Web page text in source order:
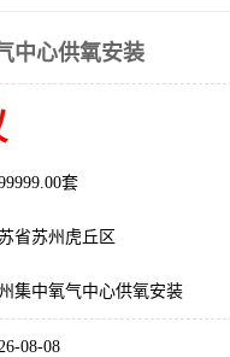
中心供氧安装
套
省苏州虎丘区
集中氧气中心供氧安装
08-08